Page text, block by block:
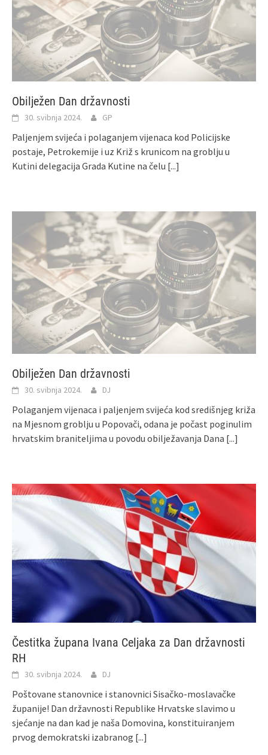
Obilježen Dan državnosti
30. svibnja 2024. GP
Paljenjem svijeća i polaganjem vijenaca kod Policijske
postaje, Petrokemije i uz Križ s krunicom na groblju u
Kutini delegacija Grada Kutine na čelu [...]
Obilježen Dan državnosti
30. svibnja 2024. DJ
Polaganjem vijenaca i paljenjem svijeća kod središnjeg križa
na Mjesnom groblju u Popovači, odana je počast poginulim
hrvatskim braniteljima u povodu obilježavanja Dana [...]
Čestitka župana Ivana Celjaka za Dan državnosti
RH
30. svibnja 2024. DJ
Poštovane stanovnice i stanovnici Sisačko-moslavačke
županije! Dan državnosti Republike Hrvatske slavimo u
sjećanje na dan kad je naša Domovina, konstituiranjem
prvog demokratski izabranog [...]